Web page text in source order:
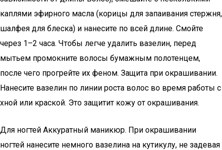
каплями эфирного масла (корицы для запаивания стержня,
шалфея для блеска) и нанесите по всей длине. Смойте
через 1–2 часа. Чтобы легче удалить вазелин, перед
мытьем промокните волосы бумажным полотенцем,
после чего прогрейте их феном. Защита при окрашивании.
Нанесите вазелин по линии роста волос во время работы с
хной или краской. Это защитит кожу от окрашивания.
Для ногтей Аккуратный маникюр. При окрашивании
ногтей нанесите немного вазелина на кутикулу, не задевая